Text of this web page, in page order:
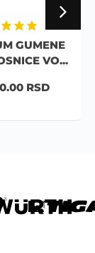
VO...
RSD